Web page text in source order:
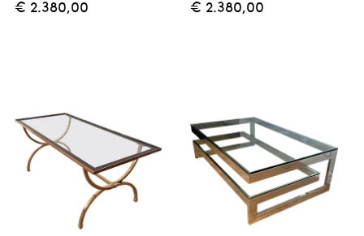
€ 2.380,00 € 2.380,00